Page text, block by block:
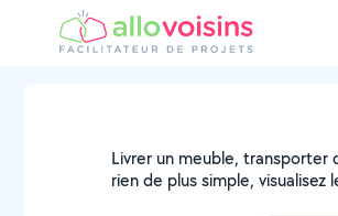
Livrer un meuble, transporter
rien de plus simple,